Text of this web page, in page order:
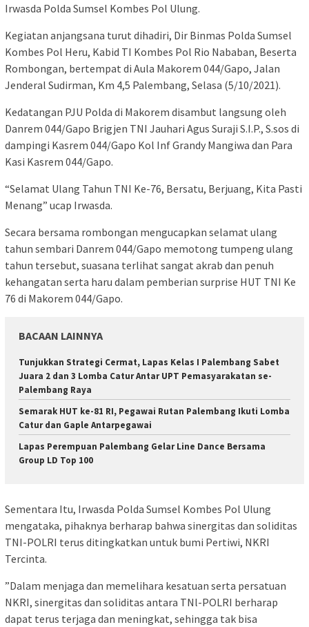
Irwasda Polda Sumsel Kombes Pol Ulung.
Kegiatan anjangsana turut dihadiri, Dir Binmas Polda Sumsel
Kombes Pol Heru, Kabid TI Kombes Pol Rio Nababan, Beserta
Rombongan, bertempat di Aula Makorem 044/Gapo, Jalan
Jenderal Sudirman, Km 4,5 Palembang, Selasa (5/10/2021).
Kedatangan PJU Polda di Makorem disambut langsung oleh
Danrem 044/Gapo Brigjen TNI Jauhari Agus Suraji S.I.P., S.sos di
dampingi Kasrem 044/Gapo Kol Inf Grandy Mangiwa dan Para
Kasi Kasrem 044/Gapo.
“Selamat Ulang Tahun TNI Ke-76, Bersatu, Berjuang, Kita Pasti
Menang” ucap Irwasda.
Secara bersama rombongan mengucapkan selamat ulang
tahun sembari Danrem 044/Gapo memotong tumpeng ulang
tahun tersebut, suasana terlihat sangat akrab dan penuh
kehangatan serta haru dalam pemberian surprise HUT TNI Ke
76 di Makorem 044/Gapo.
BACAAN LAINNYA
Tunjukkan Strategi Cermat, Lapas Kelas I Palembang Sabet
Juara 2 dan 3 Lomba Catur Antar UPT Pemasyarakatan se-
Palembang Raya
Semarak HUT ke-81 RI, Pegawai Rutan Palembang Ikuti Lomba
Catur dan Gaple Antarpegawai
Lapas Perempuan Palembang Gelar Line Dance Bersama
Group LD Top 100
Sementara Itu, Irwasda Polda Sumsel Kombes Pol Ulung
mengataka, pihaknya berharap bahwa sinergitas dan soliditas
TNI-POLRI terus ditingkatkan untuk bumi Pertiwi, NKRI
Tercinta.
”Dalam menjaga dan memelihara kesatuan serta persatuan
NKRI, sinergitas dan soliditas antara TNl-POLRI berharap
dapat terus terjaga dan meningkat, sehingga tak bisa